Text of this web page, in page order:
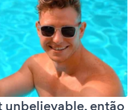
unbelievable, então